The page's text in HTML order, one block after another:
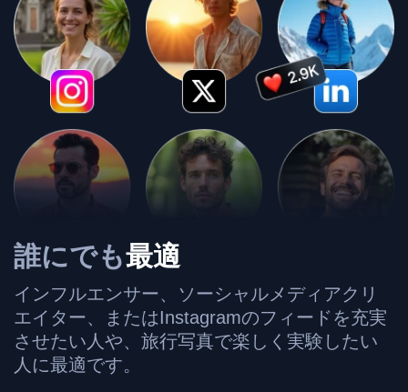
誰にでも最適
インフルエンサー、ソーシャルメディアクリ
エイター、またはInstagramのフィードを充実
させたい人や、旅行写真で楽しく実験したい
人に最適です。